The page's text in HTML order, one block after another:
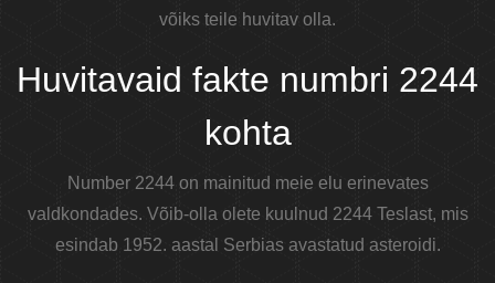
võiks teile huvitav olla.
Huvitavaid fakte numbri 2244
kohta
Number 2244 on mainitud meie elu erinevates
valdkondades. Võib-olla olete kuulnud 2244 Teslast, mis
esindab 1952. aastal Serbias avastatud asteroidi.